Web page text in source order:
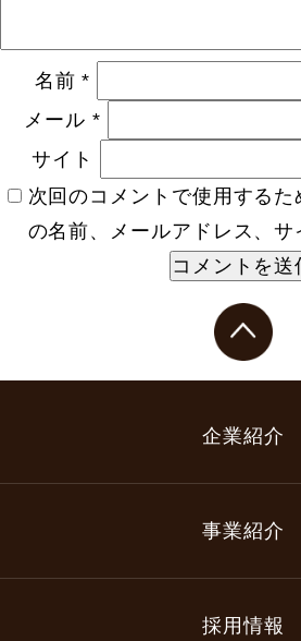
名前*
メール *
サイト
次回のコメントで使用する
の名前、メールアドレス、サ
企業紹介
事業紹介
採用情報